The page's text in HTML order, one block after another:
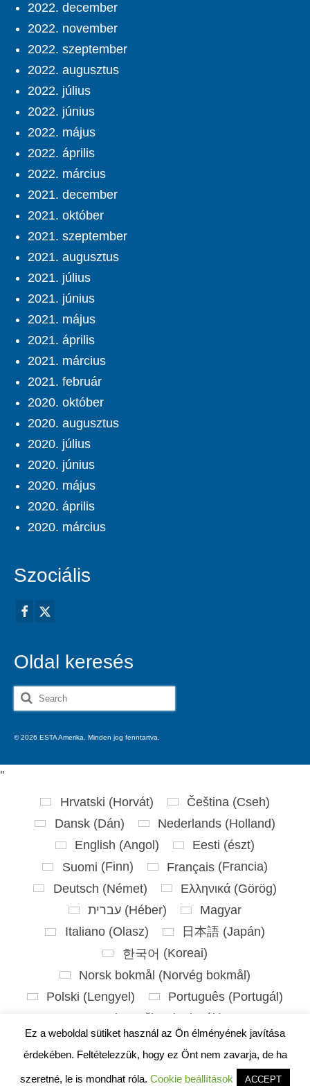
2022. december
2022. november
2022. szeptember
2022. augusztus
2022. július
2022. június
2022. május
2022. április
2022. március
2021. december
2021. október
2021. szeptember
2021. augusztus
2021. július
2021. június
2021. május
2021. április
2021. március
2021. február
2020. október
2020. augusztus
2020. július
2020. június
2020. május
2020. április
2020. március
Szociális
Oldal keresés
Search
for:
© 2026 ESTA Amerika. Minden jog fenntartva.
Ez a weboldal sütiket használ az Ön élményének javítása
érdekében. Feltételezzük, hogy ez Önt nem zavarja, de ha
szeretné, le is mondhat róla. Cookie beállítások ACCEPT
''
Hrvatski (Horvát) Čeština (Cseh)
Dansk(Dán) Nederlands(Holland)
English (Angol ) Eesti (észt)
Suomi (Finn) Français(Francia)
Deutsch (Német) Ελληνικά(Görög)
עברית (Héber)
Magyar
Italiano(Olasz) 日本語(Japán)
한국어 (Koreai)
Norsk bokmål (Norvég bokmål)
Polski (Lengyel ) Português (Portugál)
Slovenčina
( Szlovák)
Slovenščina(Szlovén) Español(Spanyol
Svenska(Svéd)